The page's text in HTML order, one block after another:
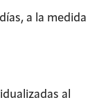
a la medida
al